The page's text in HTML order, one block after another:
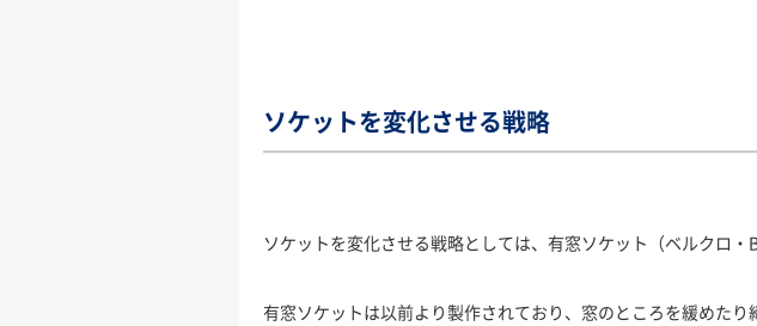
ソケットを変化させる戦略
ソケットを変化させる戦略としては、有窓ソケット（ベルクロ・
有窓ソケットは以前より製作されており、窓のところを緩めた